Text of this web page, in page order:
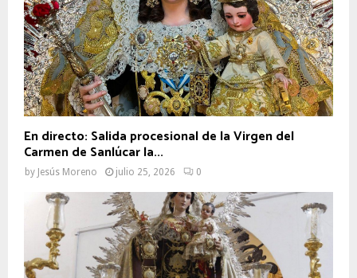
En directo: Salida procesional de la Virgen del
Carmen de Sanlúcar la...
by Jesús Moreno julio 25, 2026 0